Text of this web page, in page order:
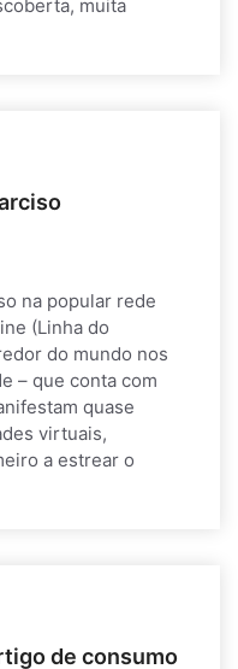
muita
na popular rede
(Linha do
do mundo nos
– que conta com
quase
virtuais,
a estrear o
de consumo